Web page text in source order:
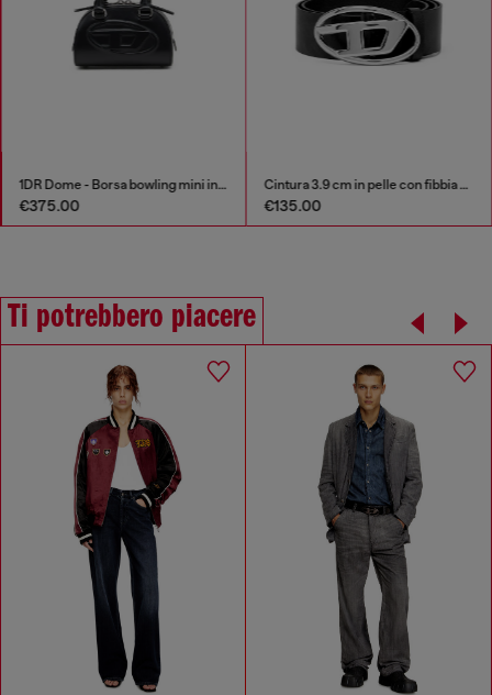
1DR Dome - Borsa bowling mini in pelle
€375.00
Cintura 3.9 cm in pelle con fibbia Oval D lucida
€135.00
Ti potrebbero piacere